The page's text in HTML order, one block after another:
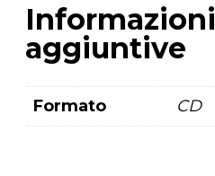
Informazioni
aggiuntive
Formato CD